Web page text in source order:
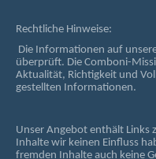
Rechtliche Hinweise:
Die Informationen auf
überprüft. Die Comboni-
Aktualität, Richtigkeit und
gestellten Informationen.
Unser Angebot enthält Links
Inhalte wir keinen Einfluss
fremden Inhalte auch keine